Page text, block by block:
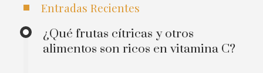
Entradas Recientes
¿Qué frutas cítricas y otros
alimentos son ricos en vitamina C?